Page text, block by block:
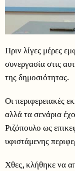
Πριν λίγες μέρες
συνεργασία στις
της δημοσιότητας.
Οι περιφερειακές
αλλά τα σενάρια
Ριζόπουλο ως
υφιστάμενης
Χθες, κλήθηκε να